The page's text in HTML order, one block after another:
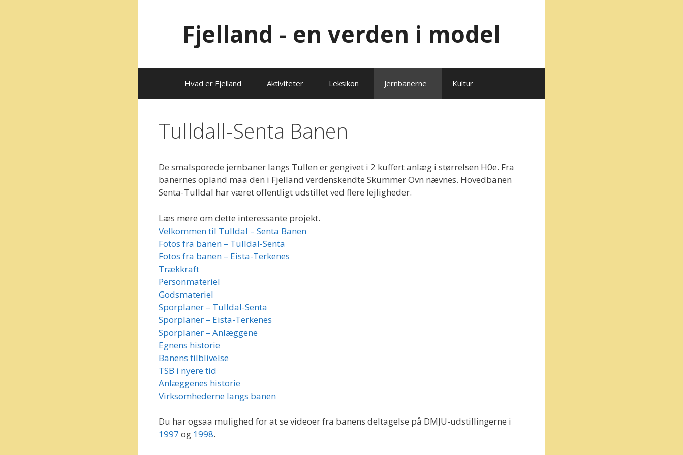
Fjelland - en verden i model
Hvad er Fjelland Aktiviteter Leksikon Jernbanerne Kultur
Tulldall-Senta Banen
De smalsporede jernbaner langs Tullen er gengivet i 2 kuffert anlæg i størrelsen H0e. Fra
banernes opland maa den i Fjelland verdenskendte Skummer Ovn nævnes. Hovedbanen
Senta-Tulldal har været offentligt udstillet ved flere lejligheder.
Læs mere om dette interessante projekt.
Velkommen til Tulldal – Senta Banen
Fotos fra banen – Tulldal-Senta
Fotos fra banen – Eista-Terkenes
Trækkraft
Personmateriel
Godsmateriel
Sporplaner – Tulldal-Senta
Sporplaner – Eista-Terkenes
Sporplaner – Anlæggene
Egnens historie
Banens tilblivelse
TSB i nyere tid
Anlæggenes historie
Virksomhederne langs banen
Du har ogsaa mulighed for at se videoer fra banens deltagelse på DMJU-udstillingerne i
1997 og 1998.